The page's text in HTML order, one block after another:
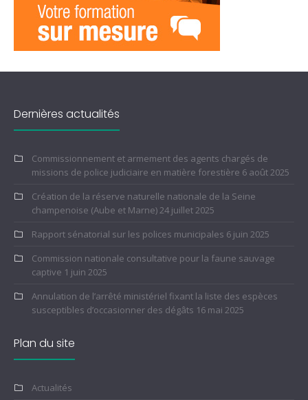
Dernières actualités
Commissionnement et armement des agents chargés de
missions de police judiciaire en matière forestière 6 août 2025
Création de la réserve naturelle nationale de la Seine
champenoise (Aube et Marne)24 juillet 2025
Rapport sénatorial sur les polices municipales 6 juin 2025
Commission nationale consultative pour la faune sauvage
captive 1 juin 2025
Annulation de l’arrêté ministériel fixant la liste des espèces
susceptibles d’occasionner des dégâts 16 mai 2025
Plan du site
Actualités